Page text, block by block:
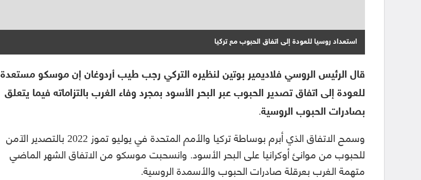
استعداد روسيا للعودة إلى اتفاق الحبوب مع تركيا
قال الرئيس الروسي فلاديمير بوتين لنظيره التركي رجب طيب أردوغان إن موسكو مستعدة
للعودة إلى اتفاق تصدير الحبوب عبر البحر الأسود بمجرد وفاء الغرب بالتزاماته فيما يتعلق
بصادرات الحبوب الروسية.
وسمح الاتفاق الذي أبرم بوساطة تركيا والأمم المتحدة في يوليو تموز 2022 بالتصدير الآمن
للحبوب من موانئ أوكرانيا على البحر الأسود. وانسحبت موسكو من الاتفاق الشهر الماضي
متهمة الغرب بعرقلة صادرات الحبوب والأسمدة الروسية.